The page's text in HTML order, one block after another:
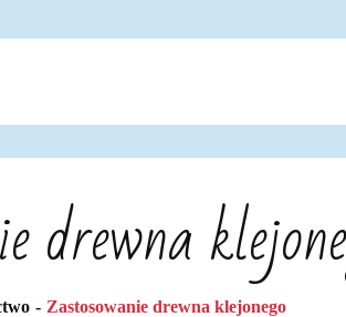
drewna
Zastosowanie drewna klejonego